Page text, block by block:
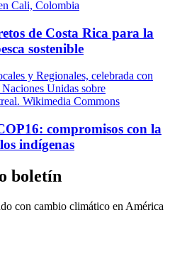
de Costa Rica para la
sostenible
compromisos con la
indígenas
boletín
con cambio climático en América